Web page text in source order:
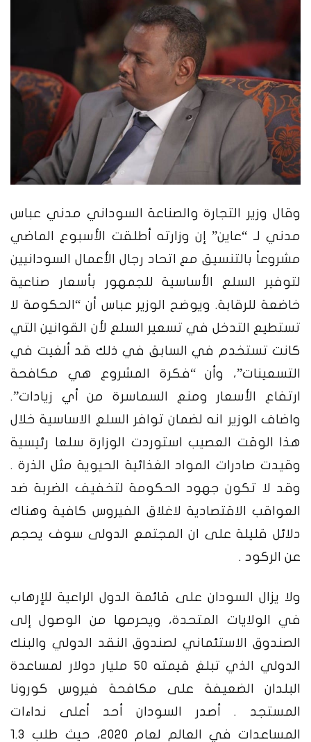
وقال وزير التجارة والصناعة السوداني مدني عباس
مدني لـ “عاين” إن وزارته أطلقت الأسبوع الماضي
مشروعاً بالتنسيق مع اتحاد رجال الأعمال السودانيين
لتوفير السلع الأساسية للجمهور بأسعار صناعية
خاضعة للرقابة. ويوضح الوزير عباس أن “الحكومة لا
تستطيع التدخل في تسعير السلع لأن القوانين التي
كانت تستخدم في السابق في ذلك قد ألغيت في
التسعينات”، وأن “فكرة المشروع هي مكافحة
ارتفاع الأسعار ومنع السماسرة من أي زيادات”.
واضاف الوزير انه لضمان توافر السلع الاساسية خلال
هذا الوقت العصيب استوردت الوزارة سلعا رئيسية
وقيدت صادرات المواد الغذائية الحيوية مثل الذرة .
وقد لا تكون جهود الحكومة لتخفيف الضربة ضد
العواقب الاقتصادية لاغلاق الفيروس كافية وهناك
دلائل قليلة على ان المجتمع الدولى سوف يحجم
عن الركود .
ولا يزال السودان على قائمة الدول الراعية للإرهاب
في الولايات المتحدة، ويحرمها من الوصول إلى
الصندوق الاستئماني لصندوق النقد الدولي والبنك
الدولي الذي تبلغ قيمته 50 مليار دولار لمساعدة
البلدان الضعيفة على مكافحة فيروس كورونا
المستجد . أصدر السودان أحد أعلى نداءات
المساعدات في العالم لعام 2020، حيث طلب 1.3